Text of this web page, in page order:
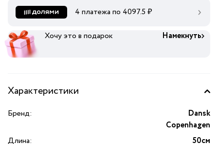
4 платежа по 4097.5 ₽
Хочу это в подарок Намекнуть
Характеристики
Бренд:
Dansk
Copenhagen
Длина:
50см